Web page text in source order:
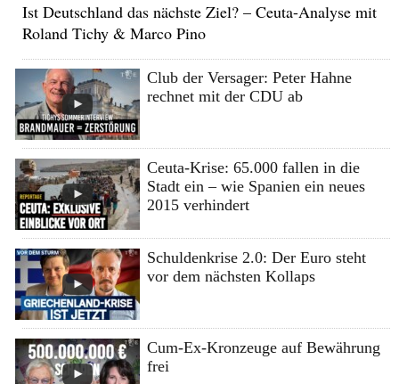
Ist Deutschland das nächste Ziel? – Ceuta-Analyse mit
Roland Tichy & Marco Pino
Club der Versager: Peter Hahne
rechnet mit der CDU ab
Ceuta-Krise: 65.000 fallen in die
Stadt ein – wie Spanien ein neues
2015 verhindert
Schuldenkrise 2.0: Der Euro steht
vor dem nächsten Kollaps
Cum-Ex-Kronzeuge auf Bewährung
frei